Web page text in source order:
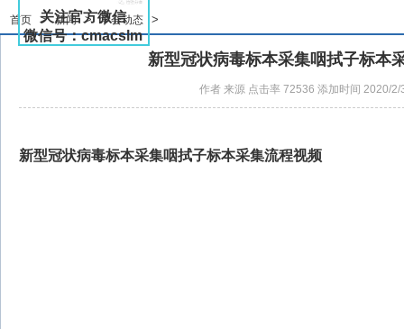
关注官方微信
微信号：cmacslm
首页 > 新闻 > 学会动态 >
新型冠状病毒标本采集咽拭子标本
作者 来源 点击率 72536 添加时间 2020/2/
新型冠状病毒标本采集咽拭子标本采集流程视频